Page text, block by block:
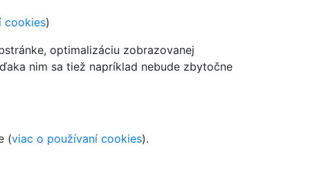
cookies)
optimalizáciu zobrazovanej
nim sa tiež napríklad nebude zbytočne
(viac o používaní cookies).